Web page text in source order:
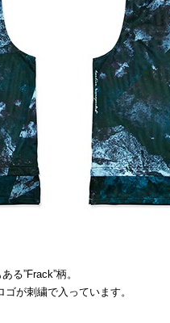
る”Frack”柄。
が刺繍で入っています。